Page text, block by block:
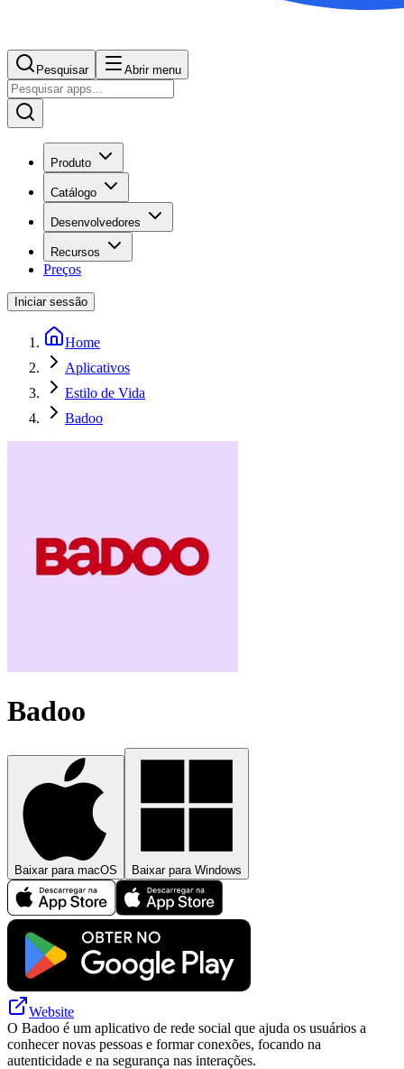
Pesquisar Abrir menu
Produto
Catálogo
Desenvolvedores
Recursos
Preços
Iniciar sessão
Home
Aplicativos
Estilo de Vida
Badoo
Badoo
Baixar para macOS Baixar para Windows
Website
O Badoo é um aplicativo de rede social que ajuda os usuários a
conhecer novas pessoas e formar conexões, focando na
autenticidade e na segurança nas interações.